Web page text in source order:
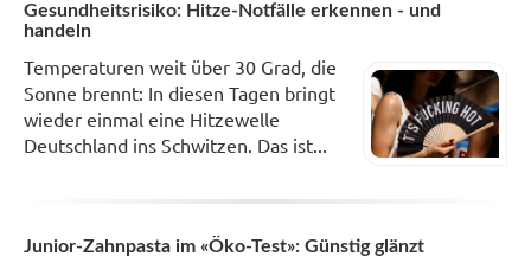
Gesundheitsrisiko: Hitze-Notfälle erkennen - und
handeln
Temperaturen weit über 30 Grad, die
Sonne brennt: In diesen Tagen bringt
wieder einmal eine Hitzewelle
Deutschland ins Schwitzen. Das ist...
Junior-Zahnpasta im «Öko-Test»: Günstig glänzt